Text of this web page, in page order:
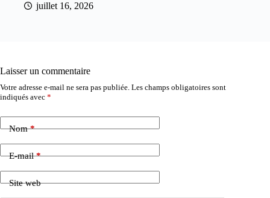
juillet 16, 2026
Laisser un commentaire
Votre adresse e-mail ne sera pas publiée. Les champs obligatoires sont
indiqués avec *
Nom*
E-mail*
Site web